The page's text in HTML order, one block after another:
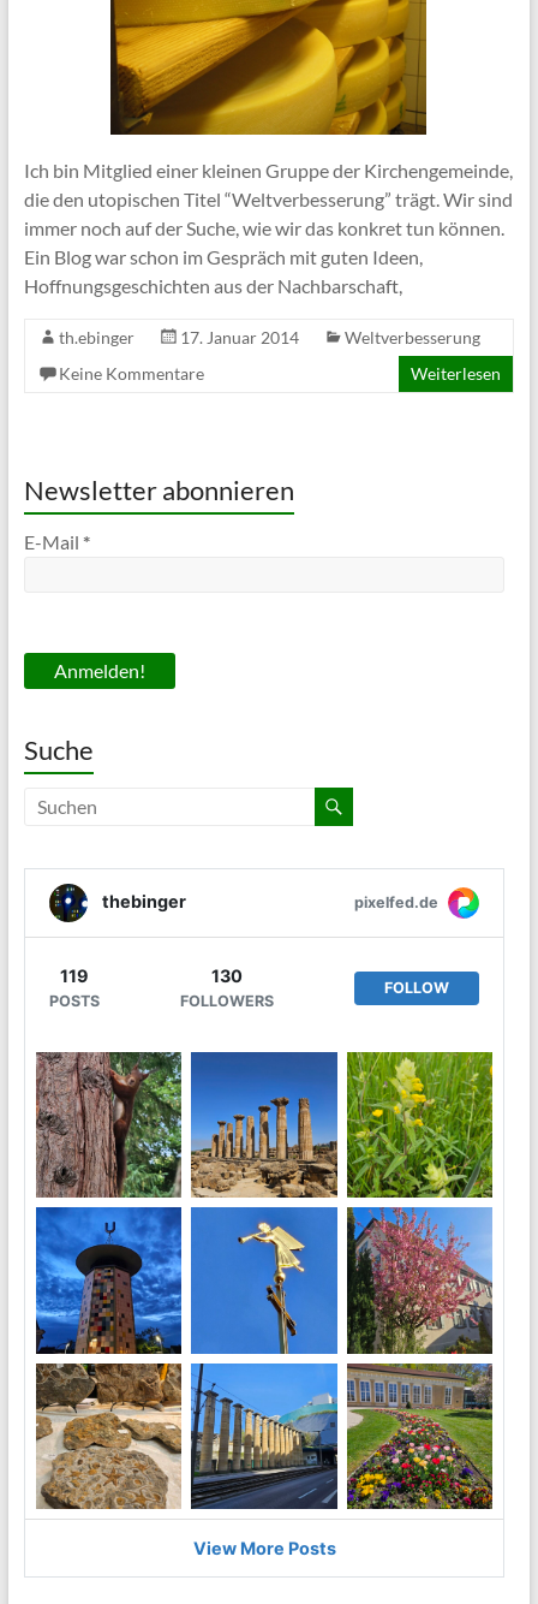
Ich bin Mitglied einer kleinen Gruppe der Kirchengemeinde,
die den utopischen Titel “Weltverbesserung” trägt. Wir sind
immer noch auf der Suche, wie wir das konkret tun können.
Ein Blog war schon im Gespräch mit guten Ideen,
Hoffnungsgeschichten aus der Nachbarschaft,
th.ebinger 17. Januar 2014
Weltverbesserung
Keine Kommentare
Weiterlesen
Newsletter abonnieren
E-Mail *
Suche